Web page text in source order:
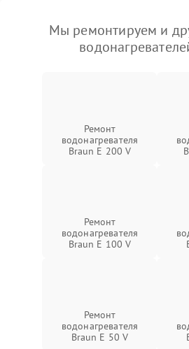
Мы ремонтируем и
Ремонт
водонагревателя
Braun E 200 V
Ремонт
водонагревателя
Braun E 100 V
Ремонт
водонагревателя
Braun E 50 V